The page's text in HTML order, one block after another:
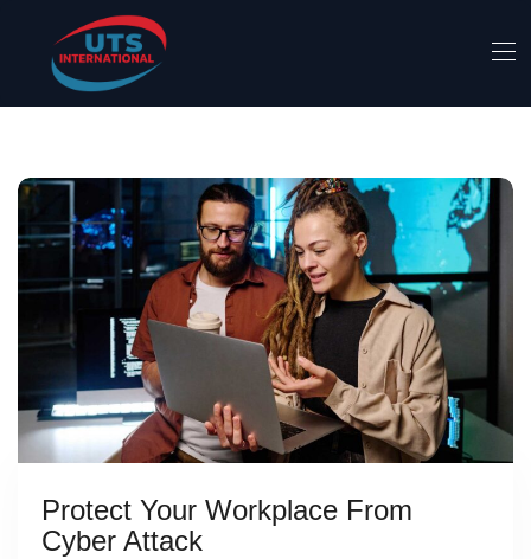
Protect Your Workplace From
Cyber Attack